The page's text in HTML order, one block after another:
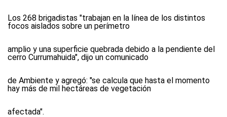
Los 268 brigadistas "trabajan en la línea de los distintos
focos aislados sobre un perímetro
amplio y una superficie quebrada debido a la pendiente del
cerro Currumahuida", dijo un comunicado
de Ambiente y agregó: "se calcula que hasta el momento
hay más de mil hectáreas de vegetación
afectada".